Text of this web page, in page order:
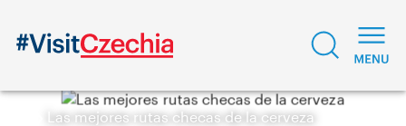
Las mejores rutas checas de la cerveza